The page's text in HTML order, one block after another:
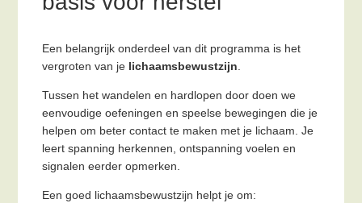
Een belangrijk onderdeel van dit programma is het
vergroten van je lichaamsbewustzijn
Tussen het wandelen en hardlopen door doen we
eenvoudige oefeningen en speelse bewegingen die je
helpen om beter contact te maken met je lichaam. Je
leert spanning herkennen, ontspanning voelen en
signalen eerder opmerken.
Een goed lichaamsbewustzijn helpt je om: